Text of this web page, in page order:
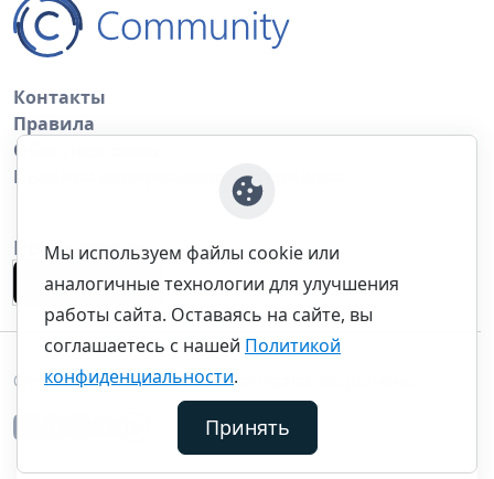
Контакты
Правила
Обратная связь
Правила копирования материалов
Приложение
©thecommunity.ru 2026. Все права защищены.
Мы используем файлы cookie или
аналогичные технологии для улучшения
работы сайта. Оставаясь на сайте, вы
соглашаетесь с нашей Политикой
конфиденциальности.
Принять